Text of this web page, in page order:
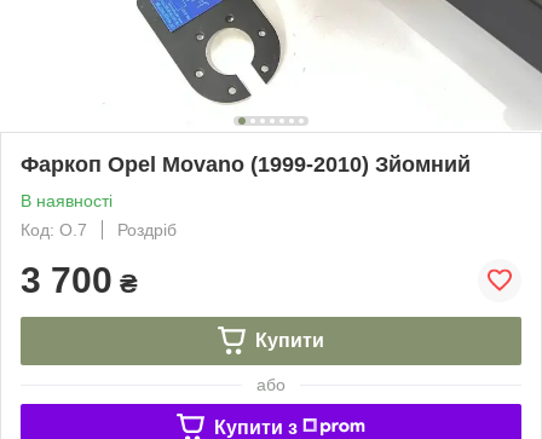
Фаркоп Opel Movano (1999-2010) Зйомний
В наявності
Код: О.7
Роздріб
3 700 ₴
Купити
або
Купити з